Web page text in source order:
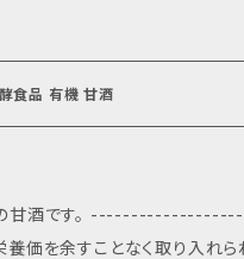
含まれるオリゴ
製造)、有機米(宮城県産自
管し、お早めにお召し上がり
食品 有機 甘酒
の甘酒です。